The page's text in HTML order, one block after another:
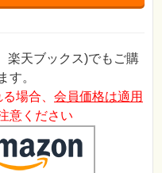
楽天ブックス)でもご購
す。
場合、 会員価格は適用
意ください